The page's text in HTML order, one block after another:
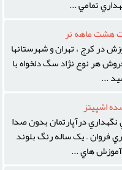
تمامي ...
هشت ماهه نر
در کرج ، تهران و شهرستانها
هر نوع نژاد سگ دلخواه با
...
اشپيتز
درآپارتمان بدون صدا
فروان – يک ساله رنگ بلوند
آموزش هاي ...